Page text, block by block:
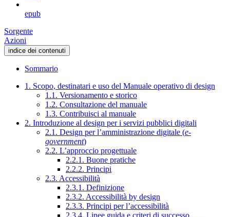
epub
Sorgente
Azioni
indice dei contenuti
Sommario
1. Scopo, destinatari e uso del Manuale operativo di design
1.1. Versionamento e storico
1.2. Consultazione del manuale
1.3. Contribuisci al manuale
2. Introduzione al design per i servizi pubblici digitali
2.1. Design per l’amministrazione digitale (e-
government)
2.2. L’approccio progettuale
2.2.1. Buone pratiche
2.2.2. Principi
2.3. Accessibilità
2.3.1. Definizione
2.3.2. Accessibilità by design
2.3.3. Principi per l’accessibilità
2.3.4. Linee guida e criteri di successo